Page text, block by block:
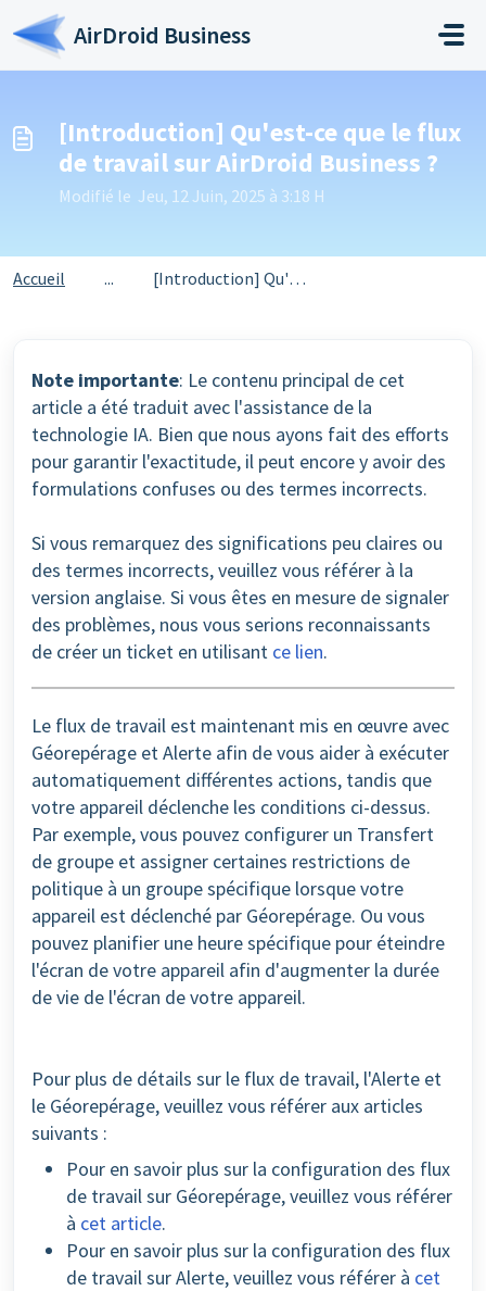
Passer au contenu principal
AirDroid Business
[Introduction] Qu'est-ce que le flux
de travail sur AirDroid Business ?
Modifié le Jeu, 12 Juin, 2025 à 3:18 H
Accueil ... [Introduction] Qu'est-ce que le flux de travail sur A...
Note importante: Le contenu principal de cet
article a été traduit avec l'assistance de la
technologie IA. Bien que nous ayons fait des efforts
pour garantir l'exactitude, il peut encore y avoir des
formulations confuses ou des termes incorrects.
Si vous remarquez des significations peu claires ou
des termes incorrects, veuillez vous référer à la
version anglaise. Si vous êtes en mesure de signaler
des problèmes, nous vous serions reconnaissants
de créer un ticket en utilisant ce lien.
Le flux de travail est maintenant mis en œuvre avec
Géorepérage et Alerte afin de vous aider à exécuter
automatiquement différentes actions, tandis que
votre appareil déclenche les conditions ci-dessus.
Par exemple, vous pouvez configurer un Transfert
de groupe et assigner certaines restrictions de
politique à un groupe spécifique lorsque votre
appareil est déclenché par Géorepérage. Ou vous
pouvez planifier une heure spécifique pour éteindre
l'écran de votre appareil afin d'augmenter la durée
de vie de l'écran de votre appareil.
Pour plus de détails sur le flux de travail, l'Alerte et
le Géorepérage, veuillez vous référer aux articles
suivants :
Pour en savoir plus sur la configuration des flux
de travail sur Géorepérage, veuillez vous référer
à cet article.
Pour en savoir plus sur la configuration des flux
de travail sur Alerte, veuillez vous référer à cet